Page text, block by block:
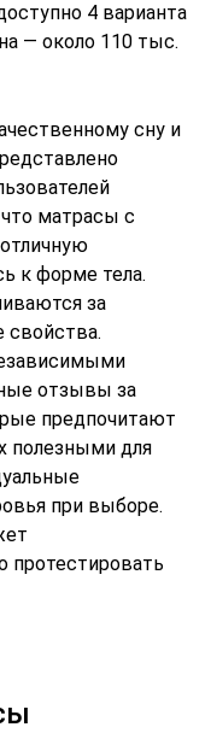
4 варианта
— около 110 тыс.
сну и
матрасы с
к форме тела.
за
свойства.
отзывы за
предпочитают
полезными для
при выборе.
протестировать